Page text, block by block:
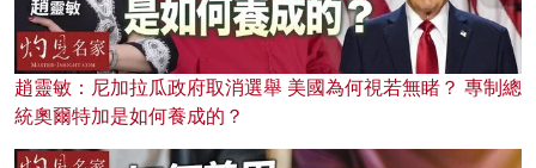
趙靈敏：尼加拉瓜政府取消選舉 美國為何視若無睹？ 專制總
統奧爾特加是如何養成的？